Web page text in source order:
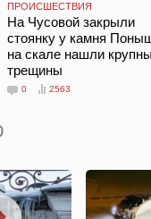
ПРОИСШЕСТВИЯ
На Чусовой закрыли
стоянку у камня
на скале нашли
трещины
0 2563